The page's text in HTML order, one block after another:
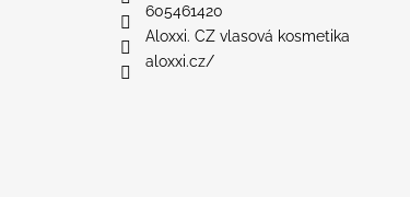
605461420
Aloxxi. CZ vlasová kosmetika
aloxxi.cz/